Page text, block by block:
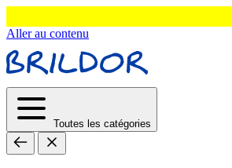
Aller au contenu
Toutes les catégories